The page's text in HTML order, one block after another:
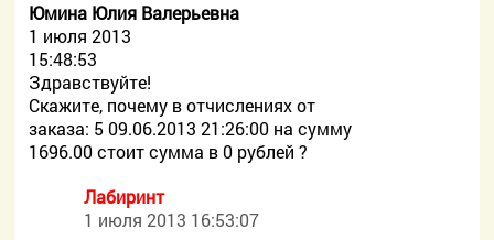
Юмина Юлия Валерьевна
1 июля 2013
15:48:53
Здравствуйте!
Скажите, почему в отчислениях от
заказа: 5 09.06.2013 21:26:00 на сумму
1696.00 стоит сумма в 0 рублей ?
Лабиринт
1 июля 2013 16:53:07